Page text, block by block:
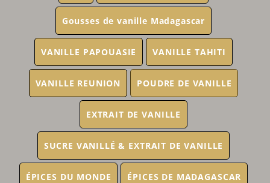
Gousses de vanille Madagascar
VANILLE PAPOUASIE VANILLE TAHITI
VANILLE REUNION POUDRE DE VANILLE
EXTRAIT DE VANILLE
SUCRE VANILLÉ & EXTRAIT DE VANILLE
ÉPICES DU MONDE ÉPICES DE MADAGASCAR